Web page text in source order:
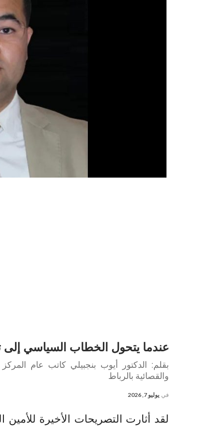
عندما يتحول الخطاب السياسي
بقلم: الدكتور أيوب بنجبيلي كاتب عام
والقصائية بالرباط
في يوليو 7, 2026
لقد أثارت التصريحات الأخيرة للأمين